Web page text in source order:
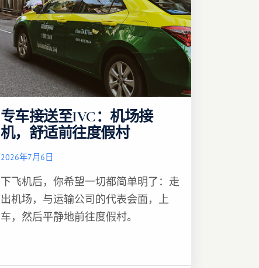
专车接送至IVC：机场接
机，舒适前往度假村
2026年7月6日
下飞机后，你希望一切都简单明了：走
出机场，与运输公司的代表会面，上
车，然后平静地前往度假村。